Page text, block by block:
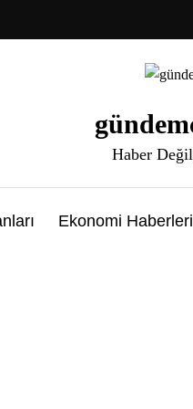
Haber
Ekonomi Haberleri